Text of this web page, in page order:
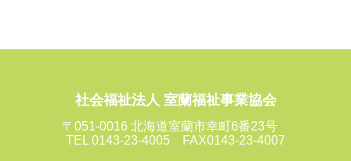
社会福祉法人 室蘭福祉事業協会
〒051-0016 北海道室蘭市幸町6番23号
TEL 0143-23-4005 FAX0143-23-4007